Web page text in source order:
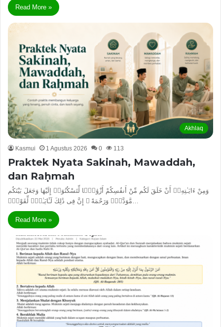
Read More »
Akhlaq
Kasmui 1 Agustus 2026 0 113
Praktek Nyata Sakinah, Mawaddah,
dan Raḥmah
وَمِنْ ءَايَـٰتِهِۦٓ أَنْ خَلَقَ لَكُم مِّنْ أَنفُسِكُمْ أَزْوَٰجًۭا لِّتَسْكُنُوٓا۟ إِلَيْهَا وَجَعَلَ بَيْنَكُم
Read More »